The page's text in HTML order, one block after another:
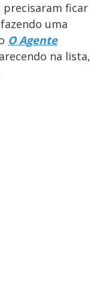
ficar
uma
O Agente
na lista,